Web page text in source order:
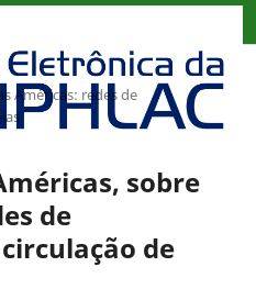
Américas: redes de
sobre
de
de